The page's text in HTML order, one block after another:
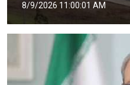
8/9/2026 11:00:01 AM